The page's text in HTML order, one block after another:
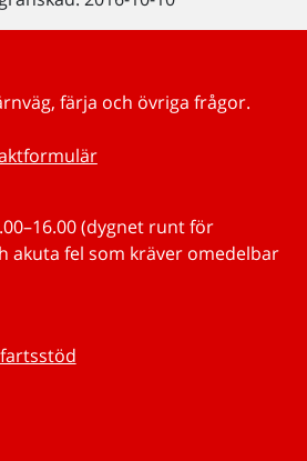
färja och övriga frågor.
(dygnet runt för
akuta fel som kräver omedelbar